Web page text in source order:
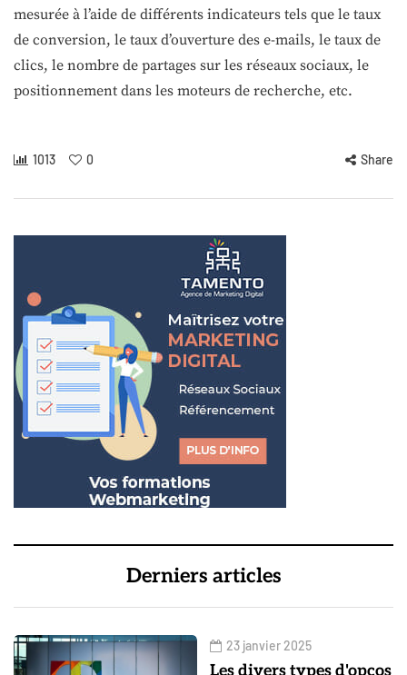
mesurée à l’aide de différents indicateurs tels que le taux
de conversion, le taux d’ouverture des e-mails, le taux de
clics, le nombre de partages sur les réseaux sociaux, le
positionnement dans les moteurs de recherche, etc.
1013 0 Share
Derniers articles
23 janvier 2025
Les divers types d'opcos